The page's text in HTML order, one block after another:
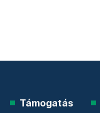
Támogatás